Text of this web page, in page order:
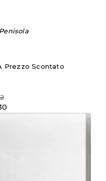
Prezzo Scontato